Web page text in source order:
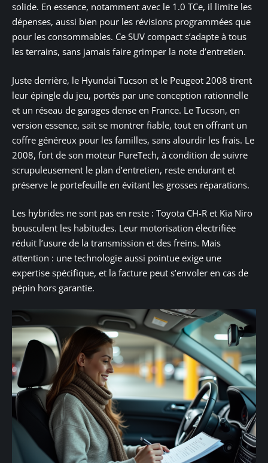
solide. En essence, notamment avec le 1.0 TCe, il limite les
dépenses, aussi bien pour les révisions programmées que
pour les consommables. Ce SUV compact s’adapte à tous
les terrains, sans jamais faire grimper la note d’entretien.
Juste derrière, le Hyundai Tucson et le Peugeot 2008 tirent
leur épingle du jeu, portés par une conception rationnelle
et un réseau de garages dense en France. Le Tucson, en
version essence, sait se montrer fiable, tout en offrant un
coffre généreux pour les familles, sans alourdir les frais. Le
2008, fort de son moteur PureTech, à condition de suivre
scrupuleusement le plan d’entretien, reste endurant et
préserve le portefeuille en évitant les grosses réparations.
Les hybrides ne sont pas en reste : Toyota CH-R et Kia Niro
bousculent les habitudes. Leur motorisation électrifiée
réduit l’usure de la transmission et des freins. Mais
attention : une technologie aussi pointue exige une
expertise spécifique, et la facture peut s’envoler en cas de
pépin hors garantie.